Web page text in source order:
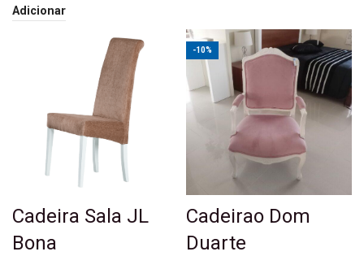
Adicionar
Cadeira Sala JL
Bona
-10%
Cadeirao Dom
Duarte